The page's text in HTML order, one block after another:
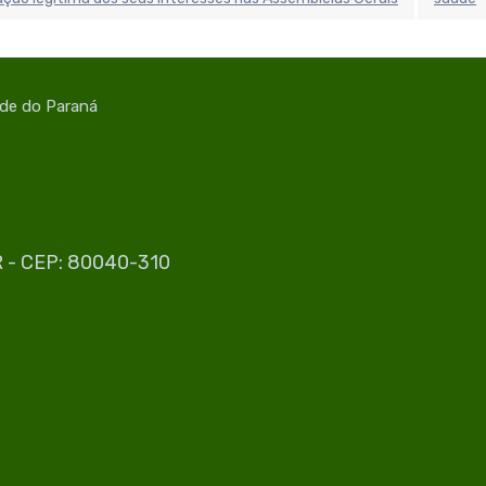
do Paraná
- CEP: 80040-310